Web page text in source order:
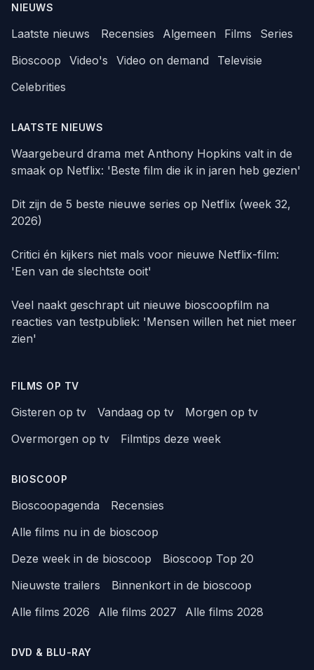
NIEUWS
Laatste nieuws Recensies Algemeen Films
Series
Bioscoop
Video's Video on demand
Televisie
Celebrities
LAATSTE NIEUWS
Waargebeurd drama met Anthony Hopkins valt in de
smaak op Netflix: 'Beste film die ik in jaren heb gezien'
Dit zijn de 5 beste nieuwe series op Netflix (week 32,
2026)
Critici én kijkers niet mals voor nieuwe Netflix-film:
'Een van de slechtste ooit'
Veel naakt geschrapt uit nieuwe bioscoopfilm na
reacties van testpubliek: 'Mensen willen het niet meer
zien'
FILMS OP TV
Gisteren op tv Vandaag op tv
Morgen op tv
Overmorgen op tv
Filmtips deze week
BIOSCOOP
Bioscoopagenda
Recensies
Alle films nu in de bioscoop
Deze week in de bioscoop
Bioscoop Top 20
Nieuwste trailers
Binnenkort in de bioscoop
Alle films 2026
Alle films 2027 Alle films 2028
DVD & BLU-RAY